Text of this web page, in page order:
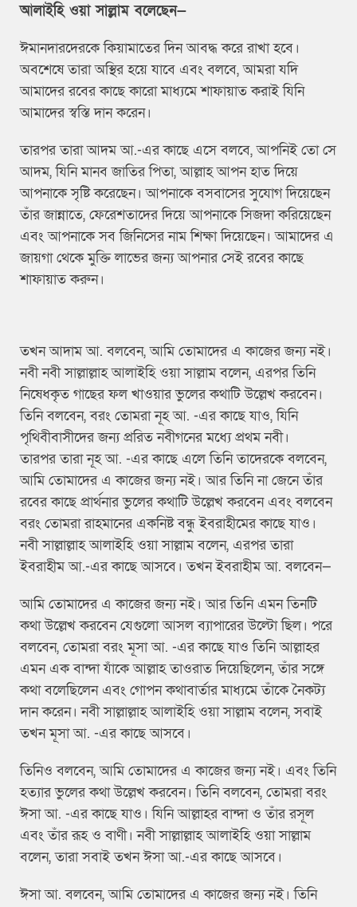
আলাইহি ওয়া সাল্লাম বলেছেন—
ঈমানদারদেরকে কিয়ামাতের দিন আবদ্ধ করে রাখা হবে।
অবশেষে তারা অস্থির হয়ে যাবে এবং বলবে, আমরা যদি
আমাদের রবের কাছে কারো মাধ্যমে শাফায়াত করাই যিনি
আমাদের স্বস্তি দান করেন।
তারপর তারা আদম আ.-এর কাছে এসে বলবে, আপনিই তো সে
আদম, যিনি মানব জাতির পিতা, আল্লাহ আপন হাত দিয়ে
আপনাকে সৃষ্টি করেছেন। আপনাকে বসবাসের সুযোগ দিয়েছেন
তাঁর জান্নাতে, ফেরেশতাদের দিয়ে আপনাকে সিজদা করিয়েছেন
এবং আপনাকে সব জিনিসের নাম শিক্ষা দিয়েছেন। আমাদের এ
জায়গা থেকে মুক্তি লাভের জন্য আপনার সেই রবের কাছে
শাফায়াত করুন।
তখন আদাম আ. বলবেন, আমি তোমাদের এ কাজের জন্য নই।
নবী নবী সাল্লাল্লাহ আলাইহি ওয়া সাল্লাম বলেন, এরপর তিনি
নিষেধকৃত গাছের ফল খাওয়ার ভুলের কথাটি উল্লেখ করবেন।
তিনি বলবেন, বরং তোমরা নূহ আ. -এর কাছে যাও, যিনি
পৃথিবীবাসীদের জন্য প্ররিত নবীগনের মধ্যে প্রথম নবী।
তারপর তারা নূহ আ. -এর কাছে এলে তিনি তাদেরকে বলবেন,
আমি তোমাদের এ কাজের জন্য নই। আর তিনি না জেনে তাঁর
রবের কাছে প্রার্থনার ভুলের কথাটি উল্লেখ করবেন এবং বলবেন
বরং তোমরা রাহমানের একনিষ্ট বন্ধু ইবরাহীমের কাছে যাও।
নবী সাল্লাল্লাহ আলাইহি ওয়া সাল্লাম বলেন, এরপর তারা
ইবরাহীম আ.-এর কাছে আসবে। তখন ইবরাহীম আ. বলবেন—
আমি তোমাদের এ কাজের জন্য নই। আর তিনি এমন তিনটি
কথা উল্লেখ করবেন যেগুলো আসল ব্যাপারের উল্টো ছিল। পরে
বলবেন, তোমরা বরং মূসা আ. -এর কাছে যাও তিনি আল্লাহর
এমন এক বান্দা যাঁকে আল্লাহ তাওরাত দিয়েছিলেন, তাঁর সঙ্গে
কথা বলেছিলেন এবং গোপন কথাবার্তার মাধ্যমে তাঁকে নৈকট্য
দান করেন। নবী সাল্লাল্লাহ আলাইহি ওয়া সাল্লাম বলেন, সবাই
তখন মূসা আ. -এর কাছে আসবে।
তিনিও বলবেন, আমি তোমাদের এ কাজের জন্য নই। এবং তিনি
হত্যার ভুলের কথা উল্লেখ করবেন। তিনি বলবেন, তোমরা বরং
ঈসা আ. -এর কাছে যাও। যিনি আল্লাহর বান্দা ও তাঁর রসূল
এবং তাঁর রূহ ও বাণী। নবী সাল্লাল্লাহ আলাইহি ওয়া সাল্লাম
বলেন, তারা সবাই তখন ঈসা আ.-এর কাছে আসবে।
ঈসা আ. বলবেন, আমি তোমাদের এ কাজের জন্য নই। তিনি